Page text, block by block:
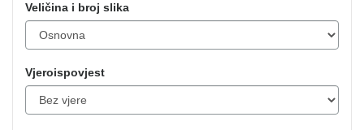
Veličina i broj slika
Vjeroispovjest